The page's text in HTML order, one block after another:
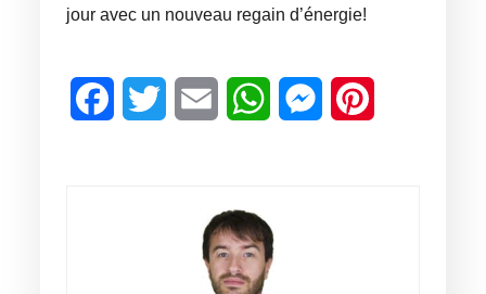
jour avec un nouveau regain d’énergie!
FacebookTwitter Email WhatsAppMessenger